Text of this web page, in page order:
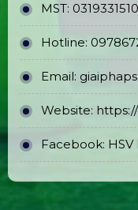
MST: 0319331510
Hotline:
Email:
Website:
Facebook: HSV